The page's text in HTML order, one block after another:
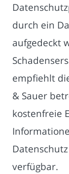
durch ein
aufgedeckt
empfiehlt
& Sauer
kostenfreie
verfügbar.